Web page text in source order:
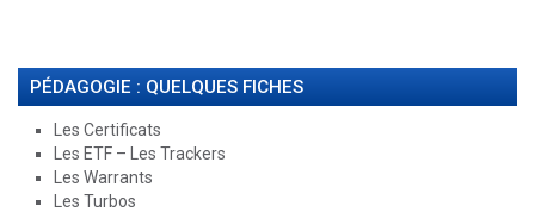
PÉDAGOGIE : QUELQUES FICHES
Les Certificats
Les ETF – Les Trackers
Les Warrants
Les Turbos